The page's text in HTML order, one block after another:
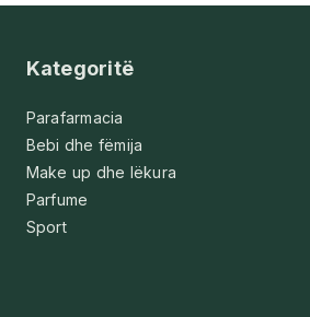
Kategoritë
Parafarmacia
Bebi dhe fëmija
Make up dhe lëkura
Parfume
Sport